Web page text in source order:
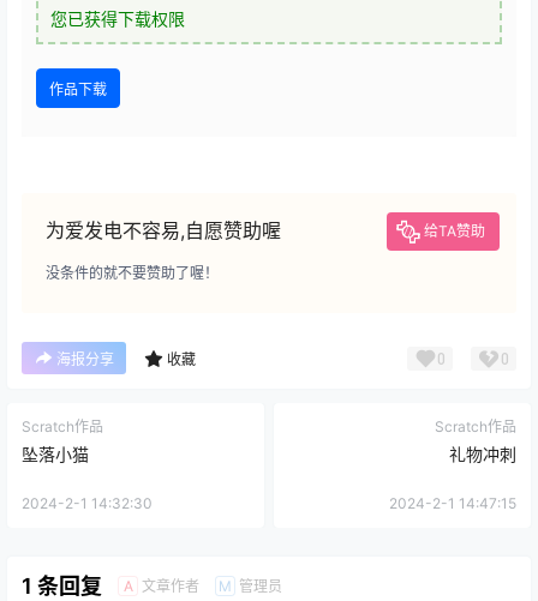
您已获得下载权限
作品下载
为爱发电不容易,自愿赞助喔 给TA赞助
没条件的就不要赞助了喔！
海报分享 收藏 0 0
Scratch作品
坠落小猫
2024-2-1 14:32:30
Scratch作品
礼物冲刺
2024-2-1 14:47:15
1 条回复 A 文章作者 M 管理员